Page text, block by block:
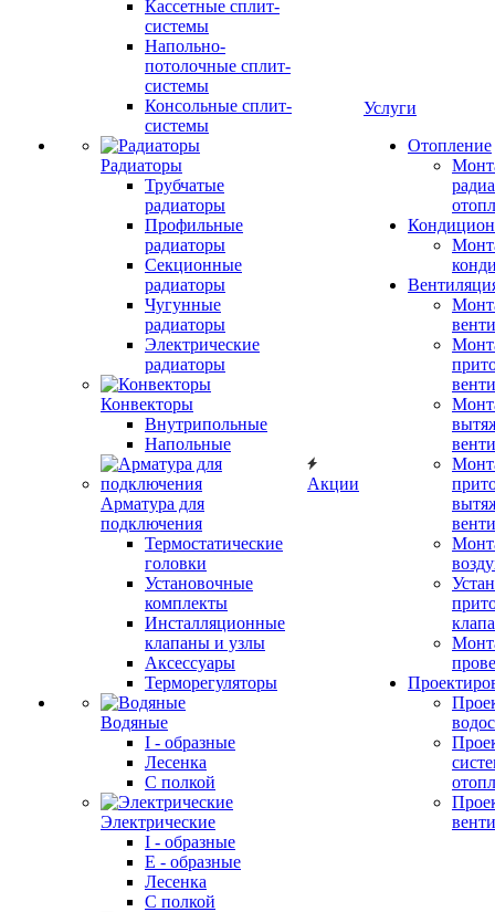
Кассетные сплит-
системы
Напольно-
потолочные сплит-
системы
Консольные сплит-
системы
Радиаторы
Трубчатые
радиаторы
Профильные
радиаторы
Секционные
радиаторы
Чугунные
радиаторы
Электрические
радиаторы
Конвекторы
Внутрипольные
Напольные
Арматура для
подключения
Термостатические
головки
Установочные
комплекты
Инсталляционные
клапаны и узлы
Аксессуары
Терморегуляторы
Водяные
I - образные
Лесенка
С полкой
Электрические
I - образные
E - образные
Лесенка
С полкой
Акции
Услуги
Отопление